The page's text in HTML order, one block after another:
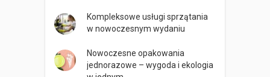
Kompleksowe usługi sprzątania
w nowoczesnym wydaniu
Nowoczesne opakowania
jednorazowe – wygoda i ekologia